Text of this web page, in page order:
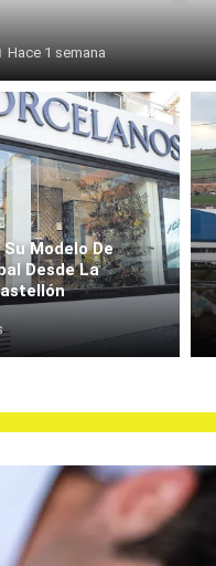
Hace 1 semana
Modelo De
Desde La